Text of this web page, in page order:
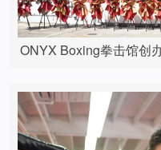
ONYX Boxing拳击馆创